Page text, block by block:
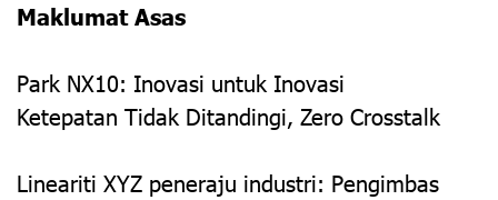
Maklumat Asas
Park NX10: Inovasi untuk Inovasi
Ketepatan Tidak Ditandingi, Zero Crosstalk
Lineariti XYZ peneraju industri: Pengimbas